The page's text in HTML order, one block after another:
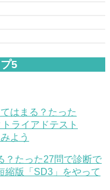
5
？たった27問で診断で
縮版「SD3」をやって